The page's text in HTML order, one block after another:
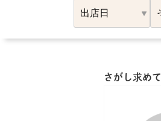
さがし求めて